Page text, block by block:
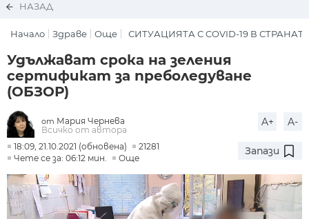
НАЗАД
Начало Здраве Още СИТУАЦИЯТА С COVID-19 В
Удължават срока на зеления
сертификат за преболедуване
(ОБЗОР)
от Мария Чернева
Всичко от автора
A+ A-
18:09, 21.10.2021 (обновена)
21281
Чете се за: 06:12 мин.
Още
Запази